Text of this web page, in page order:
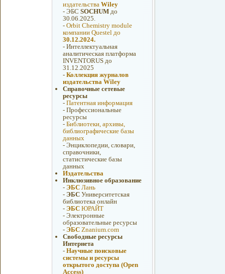
издательства Wiley
- ЭБС SOCHUMдо
30.06.2025.
- Orbit Chemistry module
компании Questel до
30.12.2024.
- Интеллектуальная
аналитическая платформа
INVENTORUS до
31.12.2025
- Коллекция журналов
издательства Wiley
Справочные сетевые
ресурсы
- Патентная информация
- Профессиональные
ресурсы
- Библиотеки, архивы,
библиографические базы
данных
- Энциклопедии, словари,
справочники,
статистические базы
данных
Издательства
Инклюзивное образование
- ЭБС Лань
- ЭБС Университетская
библиотека онлайн
- ЭБС ЮРАЙТ
- Электронные
образовательные ресурсы
- ЭБС Znanium.com
Свободные ресурсы
Интернета
- Научные поисковые
системы и ресурсы
открытого доступа (Open
Access)